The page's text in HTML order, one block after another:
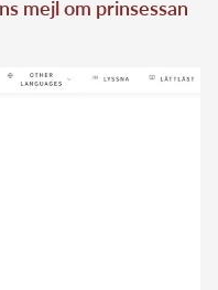
mejl om prinsessan